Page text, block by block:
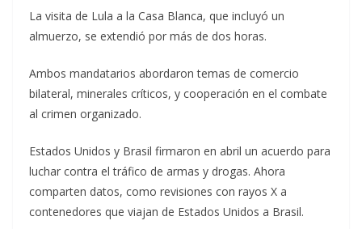
La visita de Lula a la Casa Blanca, que incluyó un
almuerzo, se extendió por más de dos horas.
Ambos mandatarios abordaron temas de comercio
bilateral, minerales críticos, y cooperación en el combate
al crimen organizado.
Estados Unidos y Brasil firmaron en abril un acuerdo para
luchar contra el tráfico de armas y drogas. Ahora
comparten datos, como revisiones con rayos X a
contenedores que viajan de Estados Unidos a Brasil.